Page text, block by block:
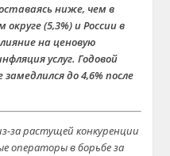
ниже, чем в
(5,3%) и России в
на ценовую
услуг. Годовой
до 4,6% после
за растущей конкуренции
операторы в борьбе за